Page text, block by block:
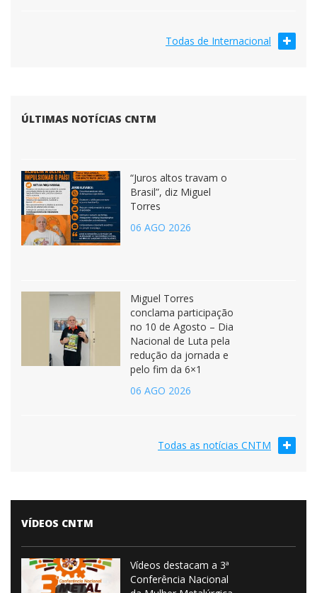
Todas de Internacional
ÚLTIMAS NOTÍCIAS CNTM
“Juros altos travam o
Brasil”, diz Miguel
Torres
06 AGO 2026
Miguel Torres
conclama participação
no 10 de Agosto – Dia
Nacional de Luta pela
redução da jornada e
pelo fim da 6×1
06 AGO 2026
Todas as notícias CNTM
VÍDEOS CNTM
Vídeos destacam a 3ª
Conferência Nacional